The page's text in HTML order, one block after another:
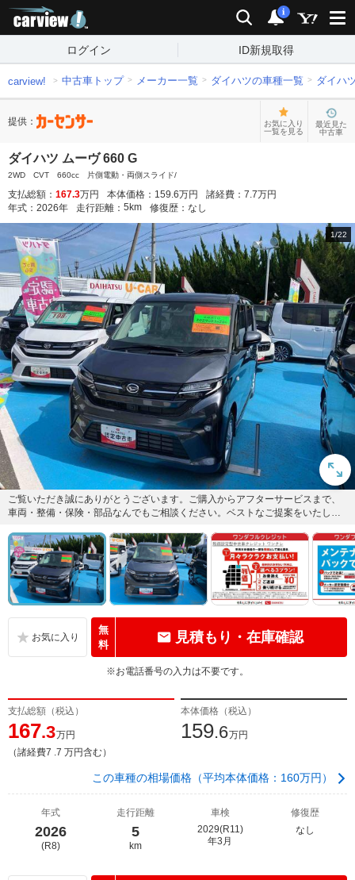
検索 通知
i
ログイン ID新規取得
carview! 中古車トップ メーカー一覧 ダイハツの車種一覧 ダイハ
提供：
お気に入り
一覧を見る
最近見た
中古車
ダイハツ ムーヴ 660 G
2WD CVT 660cc 片側電動・両側スライド/
支払総額： 167.3万円 本体価格： 159.6万円 諸経費： 7.7万円
年式： 2026年 走行距離： 5 km 修復歴： なし
1/22
ご覧いただき誠にありがとうございます。ご購入からアフターサービスまで、
車両・整備・保険・部品なんでもご相談ください。ベストなご提案をいたしま
無
料
見積もり・在庫確認
※お電話番号の入力は不要です。
支払総額（税込）
167.3万円
（諸経費7 .7 万円含む）
本体価格（税込）
159.6万円
この車種の相場価格（平均本体価格：160万円）
年式
2026
(R8)
走行距離
5
km
車検
2029(R11)
年3月
修復歴
なし